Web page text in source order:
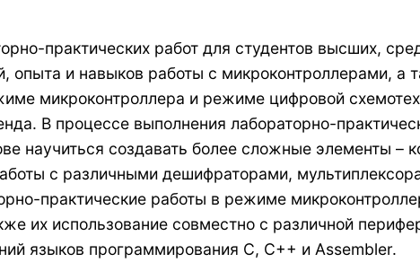
практических работ для студентов высших,
опыта и навыков работы с микроконтроллерами, а
микроконтроллера и режиме цифровой
В процессе выполнения лабораторно-
научиться создавать более сложные элементы
с различными дешифраторами,
практические работы в режиме
их использование совместно с различной
языков программирования С, С++ и Assembler.